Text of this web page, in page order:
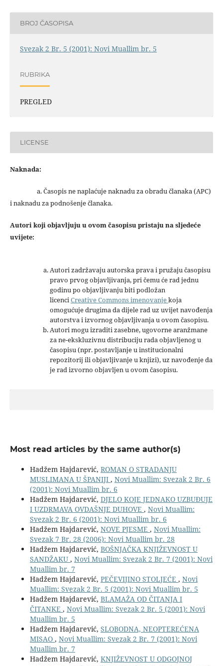
BROJ ČASOPISA
Svezak 2 Br. 5 (2001): Novi Muallim br. 5
RUBRIKA
PREGLED
LICENSE
Naknada:
a. Časopis ne naplaćuje naknadu za obradu članaka (APC)
i naknadu za podnošenje članaka.
Autori koji objavljuju u ovom časopisu pristaju na sljedeće
uvijete:
Autori zadržavaju autorska prava i pružaju časopisu
pravo prvog objavljivanja, pri čemu će rad jednu
godinu po objavljivanju biti podložan
licenciCreative Commons imenovanjekoja
omogućuje drugima da dijele rad uz uvijet navođenja
autorstva i izvornog objavljivanja u ovom časopisu.
Autori mogu izraditi zasebne, ugovorne aranžmane
za ne-ekskluzivnu distribuciju rada objavljenog u
časopisu (npr. postavljanje u institucionalni
repozitorij ili objavljivanje u knjizi), uz navođenje da
je rad izvorno objavljen u ovom časopisu.
Most read articles by the same author(s)
Hadžem Hajdarević, ROMAN O STRADANJU
MUSLIMANA U ŠPANIJI , Novi Muallim: Svezak 2 Br. 6
(2001): Novi Muallim br. 6
Hadžem Hajdarević, DJELO KOJE JEDNAKO UZBUĐUJE
I UZDRMAVA OVDAŠNJE DUHOVE , Novi Muallim:
Svezak 2 Br. 6 (2001): Novi Muallim br. 6
Hadžem Hajdarević, NOVE PJESME , Novi Muallim:
Svezak 7 Br. 28 (2006): Novi Muallim br. 28
Hadžem Hajdarević, BOŠNJAČKA KNJIŽEVNOST U
SANDŽAKU , Novi Muallim: Svezak 2 Br. 7 (2001): Novi
Muallim br. 7
Hadžem Hajdarević, PEČEVIJINO STOLJEĆE , Novi
Muallim: Svezak 2 Br. 5 (2001): Novi Muallim br. 5
Hadžem Hajdarević, BLAMAŽA OD ČITANJA I
ČITANKE , Novi Muallim: Svezak 2 Br. 5 (2001): Novi
Muallim br. 5
Hadžem Hajdarević, SLOBODNA, NEOPTEREĆENA
MISAO , Novi Muallim: Svezak 2 Br. 7 (2001): Novi
Muallim br. 7
Hadžem Hajdarević, KNJIŽEVNOST U ODGOJNOJ